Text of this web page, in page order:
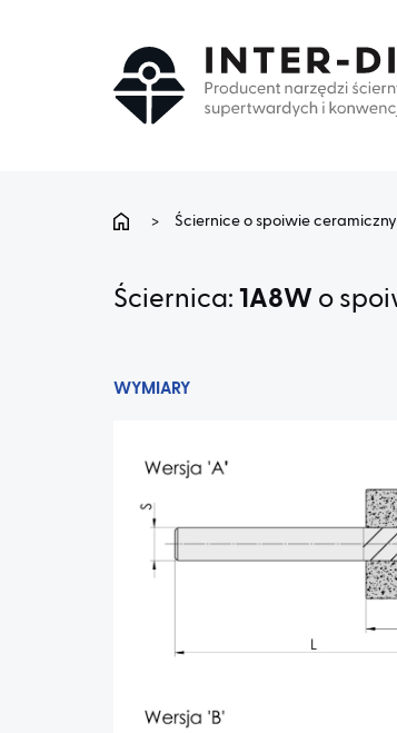
> Ściernice o spoiwie
Ściernica: 1A8W o
WYMIARY